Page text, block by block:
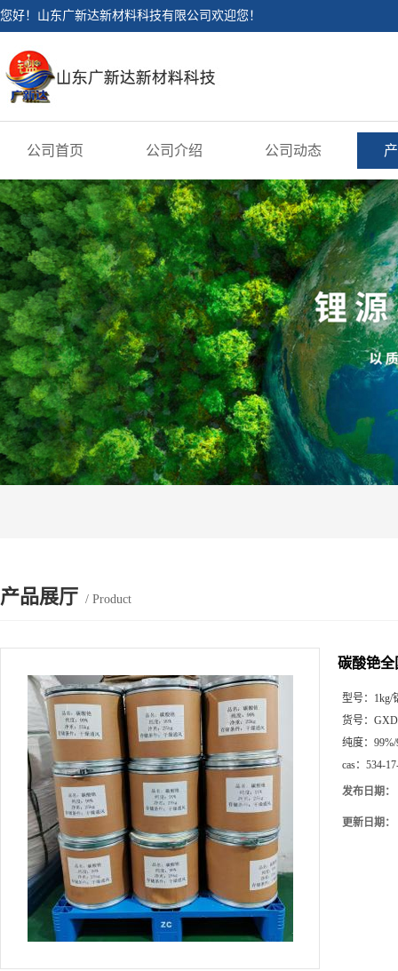
您好！山东广新达新材料科技有限公司欢迎您！
公司首页 公司介绍 公司动态
产品展厅 / Product
碳酸铯全
型号： 1kg/
货号：
纯度：
cas： 534-
发布日期：
更新日期：